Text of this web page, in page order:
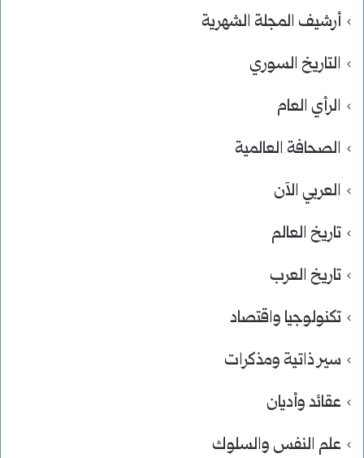
أرشيف المجلة الشهرية
التاريخ السوري
الرأي العام
الصحافة العالمية
العربي الآن
تاريخ العالم
تاريخ العرب
تكنولوجيا واقتصاد
سير ذاتية ومذكرات
عقائد وأديان
علم النفس والسلوك